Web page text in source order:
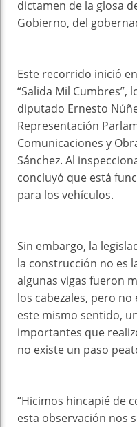
dictamen de la glosa
Gobierno, del
Este recorrido inició
“Salida Mil
diputado Ernesto
Representación
Comunicaciones y
Sánchez. Al
concluyó que está
para los vehículos.
Sin embargo, la
la construcción no es
algunas vigas fueron
los cabezales, pero
este mismo sentido,
importantes que
no existe un paso
“Hicimos hincapié de
esta observación nos